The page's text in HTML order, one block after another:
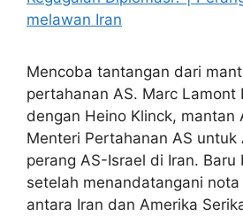
Mencoba tantangan dari
pertahanan AS. Marc
dengan Heino Klinck, mantan
Menteri Pertahanan AS untuk
perang AS-Israel di Iran. Baru
setelah menandatangani
antara Iran dan Amerika